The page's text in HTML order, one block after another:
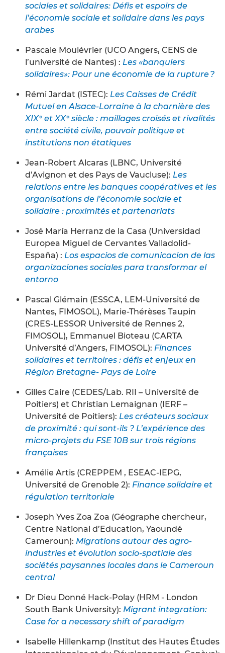
sociales et solidaires: Défis et espoirs de
l’économie sociale et solidaire dans les pays
arabes
Pascale Moulévrier (UCO Angers, CENS de
l’université de Nantes) : Les «banquiers
solidaires»: Pour une économie de la rupture ?
Rémi Jardat (ISTEC): Les Caisses de Crédit
Mutuel en Alsace-Lorraine à la charnière des
XIX° et XX° siècle : maillages croisés et rivalités
entre société civile, pouvoir politique et
institutions non étatiques
Jean-Robert Alcaras (LBNC, Université
d’Avignon et des Pays de Vaucluse): Les
relations entre les banques coopératives et les
organisations de l’économie sociale et
solidaire : proximités et partenariats
José María Herranz de la Casa (Universidad
Europea Miguel de Cervantes Valladolid-
España) : Los espacios de comunicacion de las
organizaciones sociales para transformar el
entorno
Pascal Glémain (ESSCA, LEM-Université de
Nantes, FIMOSOL), Marie-Thérèses Taupin
(CRES-LESSOR Université de Rennes 2,
FIMOSOL), Emmanuel Bioteau (CARTA
Université d’Angers, FIMOSOL): Finances
solidaires et territoires : défis et enjeux en
Région Bretagne- Pays de Loire
Gilles Caire (CEDES/Lab. RII – Université de
Poitiers) et Christian Lemaignan (IERF –
Université de Poitiers): Les créateurs sociaux
de proximité : qui sont-ils ? L’expérience des
micro-projets du FSE 10B sur trois régions
françaises
Amélie Artis (CREPPEM , ESEAC-IEPG,
Université de Grenoble 2): Finance solidaire et
régulation territoriale
Joseph Yves Zoa Zoa (Géographe chercheur,
Centre National d’Education, Yaoundé
Cameroun): Migrations autour des agro-
industries et évolution socio-spatiale des
sociétés paysannes locales dans le Cameroun
central
Dr Dieu Donné Hack-Polay (HRM - London
South Bank University): Migrant integration:
Case for a necessary shift of paradigm
Isabelle Hillenkamp (Institut des Hautes Études